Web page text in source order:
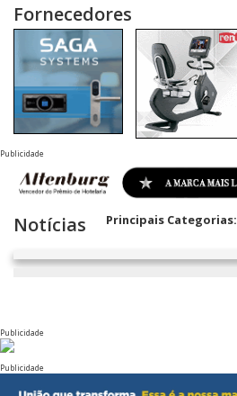
Fornecedores
Publicidade
Notícias Principais Categorias:
Publicidade
Publicidade